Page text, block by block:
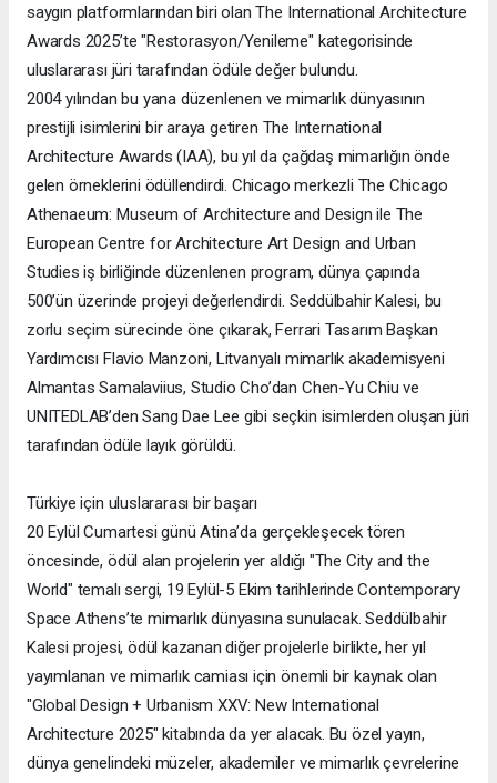
saygın platformlarından biri olan The International Architecture
Awards 2025’te "Restorasyon/Yenileme" kategorisinde
uluslararası jüri tarafından ödüle değer bulundu.
2004 yılından bu yana düzenlenen ve mimarlık dünyasının
prestijli isimlerini bir araya getiren The International
Architecture Awards (IAA), bu yıl da çağdaş mimarlığın önde
gelen örneklerini ödüllendirdi. Chicago merkezli The Chicago
Athenaeum: Museum of Architecture and Design ile The
European Centre for Architecture Art Design and Urban
Studies iş birliğinde düzenlenen program, dünya çapında
500’ün üzerinde projeyi değerlendirdi. Seddülbahir Kalesi, bu
zorlu seçim sürecinde öne çıkarak, Ferrari Tasarım Başkan
Yardımcısı Flavio Manzoni, Litvanyalı mimarlık akademisyeni
Almantas Samalaviius, Studio Cho’dan Chen-Yu Chiu ve
UNITEDLAB’den Sang Dae Lee gibi seçkin isimlerden oluşan jüri
tarafından ödüle layık görüldü.
Türkiye için uluslararası bir başarı
20 Eylül Cumartesi günü Atina’da gerçekleşecek tören
öncesinde, ödül alan projelerin yer aldığı "The City and the
World" temalı sergi, 19 Eylül-5 Ekim tarihlerinde Contemporary
Space Athens’te mimarlık dünyasına sunulacak. Seddülbahir
Kalesi projesi, ödül kazanan diğer projelerle birlikte, her yıl
yayımlanan ve mimarlık camiası için önemli bir kaynak olan
"Global Design + Urbanism XXV: New International
Architecture 2025" kitabında da yer alacak. Bu özel yayın,
dünya genelindeki müzeler, akademiler ve mimarlık çevrelerine